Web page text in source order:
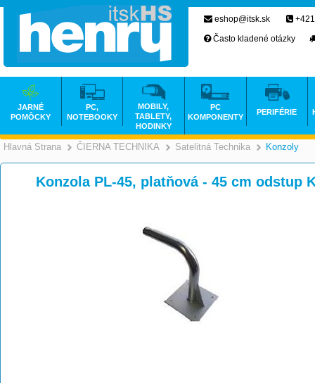
Hlavná Strana >
ČIERNA TECHNIKA >
Satelitná Technika Konzoly
Konzola PL-45, platňová - 45 cm odstup
eshop@itsk.sk
Často kladené otázky
JARNÉ
POMÔCKY
PC,
NOTEBOOKY
MOBILY,
TABLETY,
HODINKY
PC
KOMPONENTY
PERIFÉRIE